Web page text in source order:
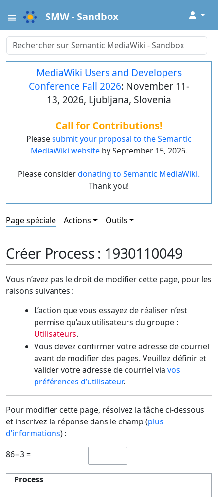
SMW - Sandbox ↓
MediaWiki Users and Developers
Conference Fall 2026: November 11-
13, 2026, Ljubljana, Slovenia
Call for Contributions!
Pleasesubmit your proposal to the Semantic
MediaWiki websiteby September 15, 2026.
Please considerdonating to Semantic MediaWiki.
Thank you!
Page spéciale Actions Outils
Créer Process : 1930110049
Vous n’avez pas le droit de modifier cette page, pour les
raisons suivantes :
L’action que vous essayez de réaliser n’est
permise qu’aux utilisateurs du groupe :
Utilisateurs.
Vous devez confirmer votre adresse de courriel
avant de modifier des pages. Veuillez définir et
valider votre adresse de courriel via vos
préférences d’utilisateur.
Pour modifier cette page, résolvez la tâche ci-dessous
et inscrivez la réponse dans le champ (plus
d’informations) :
86−3 =
Process